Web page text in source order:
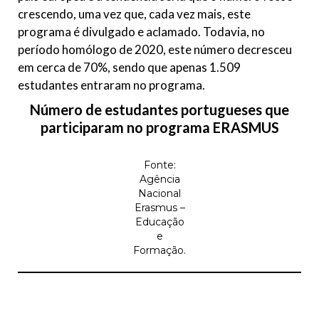
crescendo, uma vez que, cada vez mais, este
programa é divulgado e aclamado. Todavia, no
período homólogo de 2020, este número decresceu
em cerca de 70%, sendo que apenas 1.509
estudantes entraram no programa.
Número de estudantes portugueses que
participaram no programa ERASMUS
Fonte:
Agência
Nacional
Erasmus –
Educação
e
Formação.